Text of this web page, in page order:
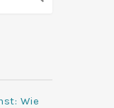
Wie